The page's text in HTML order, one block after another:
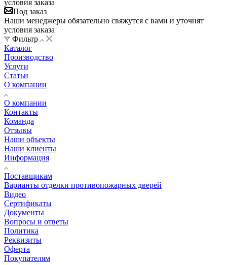
условия заказа
Под заказ
Наши менеджеры обязательно свяжутся с вами и уточнят
условия заказа
Фильтр
Каталог
Производство
Услуги
Статьи
О компании
О компании
Контакты
Команда
Отзывы
Наши объекты
Наши клиенты
Информация
Поставщикам
Варианты отделки противопожарных дверей
Видео
Сертификаты
Документы
Вопросы и ответы
Политика
Реквизиты
Оферта
Покупателям